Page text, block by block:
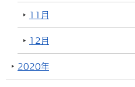
11月
12月
2020年